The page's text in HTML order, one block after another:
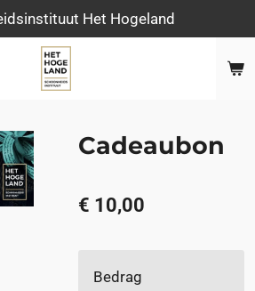
Het Hogeland
Cadeaubon
€ 10,00
Bedrag